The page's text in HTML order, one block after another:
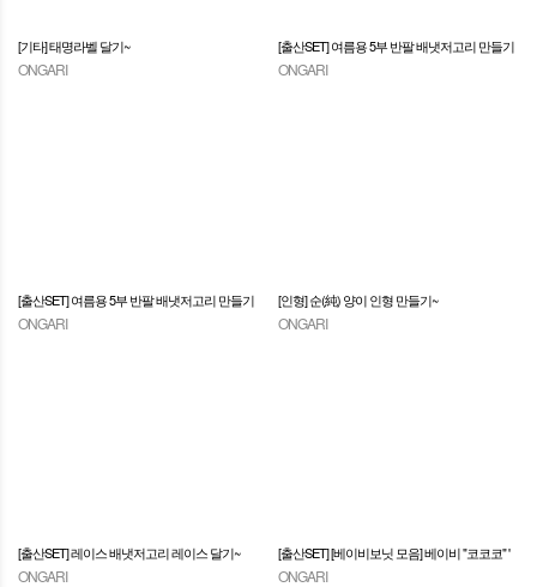
[기타] 태명라벨 달기~
ONGARI
[출산SET] 여름용 5부 반팔 배냇저고리 만들기
2~
ONGARI
[출산SET] 여름용 5부 반팔 배냇저고리 만들기
1~
ONGARI
[인형] 순(純) 양이 인형 만들기~
ONGARI
[출산SET] 레이스 배냇저고리 레이스 달기~
ONGARI
[출산SET] [베이비보닛 모음] 베이비 "코코코" '
베이비보닛' 만들기~
ONGARI